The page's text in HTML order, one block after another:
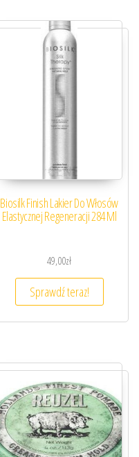
Biosilk Finish Lakier Do Włosów
Elastycznej Regeneracji 284 Ml
49,00zł
Sprawdź teraz!